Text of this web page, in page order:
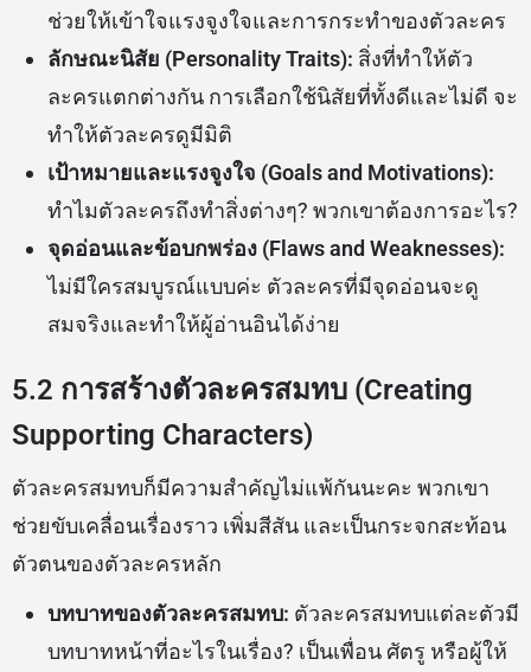
ช่วยให้เข้าใจแรงจูงใจและการกระทำของตัวละคร
ลักษณะนิสัย (Personality Traits): สิ่งที่ทำให้ตัว
ละครแตกต่างกัน การเลือกใช้นิสัยที่ทั้งดีและไม่ดี จะ
ทำให้ตัวละครดูมีมิติ
เป้าหมายและแรงจูงใจ (Goals and Motivations):
ทำไมตัวละครถึงทำสิ่งต่างๆ? พวกเขาต้องการอะไร?
จุดอ่อนและข้อบกพร่อง (Flaws and Weaknesses):
ไม่มีใครสมบูรณ์แบบค่ะ ตัวละครที่มีจุดอ่อนจะดู
สมจริงและทำให้ผู้อ่านอินได้ง่าย
5.2 การสร้างตัวละครสมทบ (Creating
Supporting Characters)
ตัวละครสมทบก็มีความสำคัญไม่แพ้กันนะคะ พวกเขา
ช่วยขับเคลื่อนเรื่องราว เพิ่มสีสัน และเป็นกระจกสะท้อน
ตัวตนของตัวละครหลัก
บทบาทของตัวละครสมทบ: ตัวละครสมทบแต่ละตัวมี
บทบาทหน้าที่อะไรในเรื่อง? เป็นเพื่อน ศัตรู หรือผู้ให้